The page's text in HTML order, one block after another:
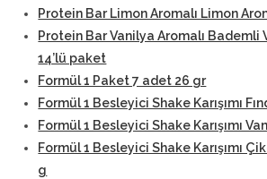
Protein Bar Limon Aromalı Limon
Protein Bar Vanilya Aromalı Bademli
14’lü paket
Formül 1 Paket 7 adet 26 gr
Formül 1 Besleyici Shake Karışımı
Formül 1 Besleyici Shake Karışımı
Formül 1 Besleyici Shake Karışımı
g